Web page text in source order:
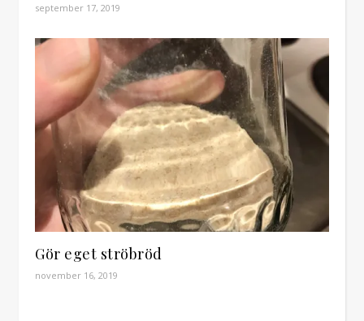
september 17, 2019
Gör eget ströbröd
november 16, 2019